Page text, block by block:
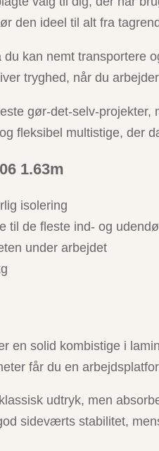
den ideel til alt fra
kan nemt
tryghed, når du
gør-det-selv-
fleksibel multistige, der
1.63m
isolering
til de fleste ind- og
under arbejdet
en solid kombistige i
får du en
udtryk, men
sideværts stabilitet,